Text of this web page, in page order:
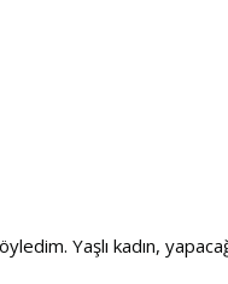
Yaşlı kadın,